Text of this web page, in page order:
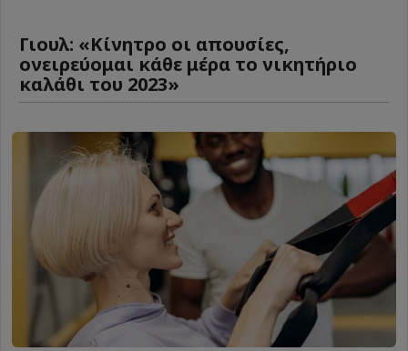
Γιουλ: «Κίνητρο οι απουσίες,
ονειρεύομαι κάθε μέρα το νικητήριο
καλάθι του 2023»